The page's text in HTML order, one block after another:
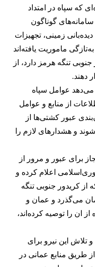
که سپاه در امتداد
گوناگون
زمینی، تجهیزات
ماموریت یافته‌اند
تنگه هرمز دارد، از
دهند.
می‌دهد عوامل سپاه
از منابع و عوامل
عبور کشتی‌ها از
و هشدارهای لازم را
برای عبور و مرور از
اعلام کرده و
از کریدور جنوبی تنگه
می‌گذرد و عمان و
ان را توصیه کرده‌اند،
تلاش این نیرو برای
طریق منابع عمانی در